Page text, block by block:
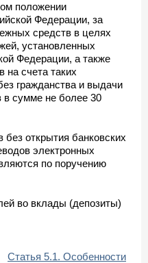
положении
Федерации, за
средств в целях
установленных
Федерации, а также
на счета таких
гражданства и выдачи
сумме не более 30
открытия банковских
электронных
по поручению
во вклады (депозиты)
Статья 5.1. Особенности